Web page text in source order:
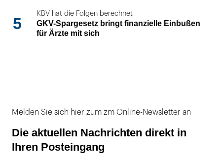
5
KBV hat die Folgen berechnet
GKV-Spargesetz bringt finanzielle Einbußen
für Ärzte mit sich
Melden Sie sich hier zum zm Online-Newsletter an
Die aktuellen Nachrichten direkt in
Ihren Posteingang